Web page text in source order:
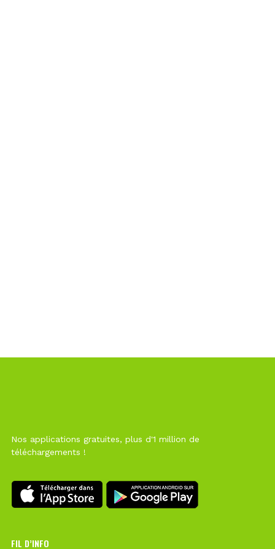
Nos applications gratuites, plus d'1 million de
téléchargements !
FIL D’INFO